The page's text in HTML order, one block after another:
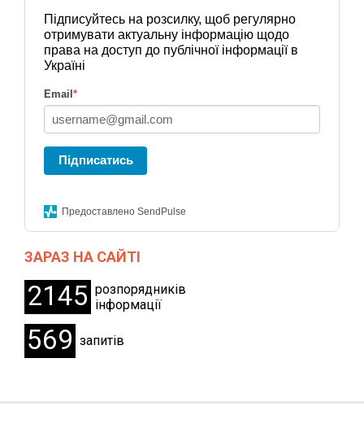
Підписуйтесь на розсилку, щоб регулярно
отримувати актуальну інформацію щодо
права на доступ до публічної інформації в
Україні
Email *
Підписатись
Предоставлено SendPulse
ЗАРАЗ НА САЙТІ
2145 розпорядників
інформації
569 запитів